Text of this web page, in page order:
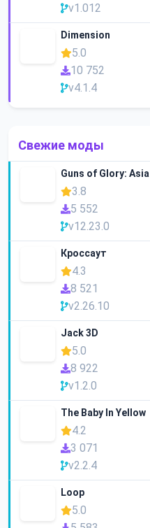
v1.012
Dimension
5.0
10 752
v4.1.4
Свежие моды
Guns of Glory: Asia
3.8
5 552
v12.23.0
Кроссаут
4.3
8 521
v2.26.10
Jack 3D
5.0
8 922
v1.2.0
The Baby In Yellow
4.2
3 071
v2.2.4
Loop
5.0